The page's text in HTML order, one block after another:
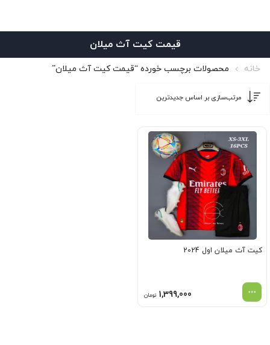
قیمت کیت آث میلان
خانه محصولات برچسب خورده “قیمت کیت آث میلان”
کیت آث میلان اول 2024
1,399,000 تومان